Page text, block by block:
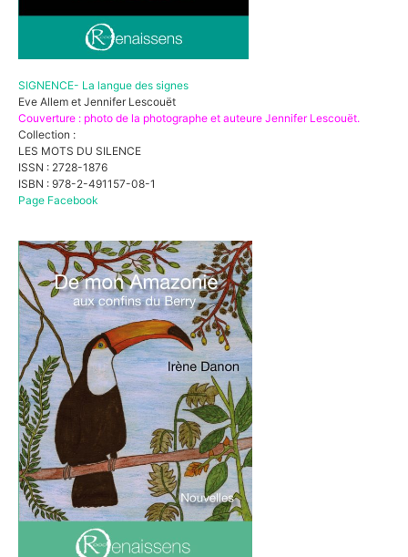
SIGNENCE- La langue des signes
Eve Allem et Jennifer Lescouët
Couverture : photo de la photographe et auteure Jennifer Lescouët.
Collection :
LES MOTS DU SILENCE
ISSN : 2728-1876
ISBN : 978-2-491157-08-1
Page Facebook